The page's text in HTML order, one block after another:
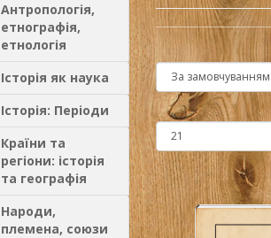
Антропологія,
етнографія,
етнологія
Історія як наука
Історія: Періоди
Країни та
регіони: історія
та географія
Народи,
племена, союзи